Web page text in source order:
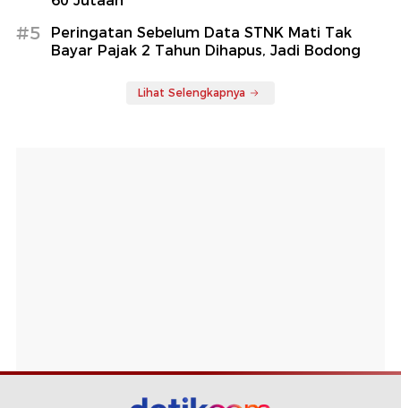
#5
Peringatan Sebelum Data STNK Mati Tak
Bayar Pajak 2 Tahun Dihapus, Jadi Bodong
Lihat Selengkapnya